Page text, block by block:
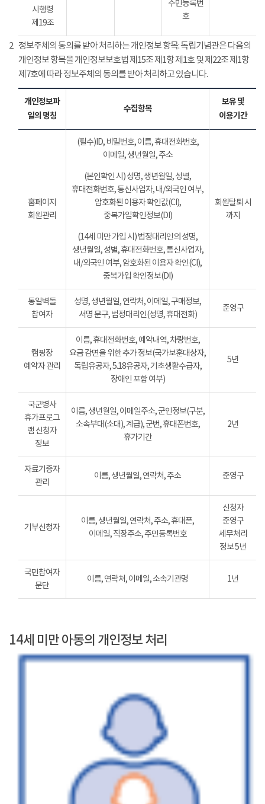
시행령
제19조
주민등록번
호
2 정보주체의 동의를 받아 처리하는 개인정보 항목: 독립기념관은 다음의
개인정보 항목을 개인정보보호법 제15조 제1항 제1호 및 제22조 제1항
제7호에 따라 정보주체의 동의를 받아 처리하고 있습니다.
개인정보파
일의 명칭
수집항목
보유 및
이용기간
홈페이지
회원관리
(필수)ID, 비밀번호, 이름, 휴대전화번호,
이메일, 생년월일, 주소
(본인확인 시) 성명, 생년월일, 성별,
휴대전화번호, 통신사업자, 내/외국인 여부,
암호화된 이용자 확인값(CI),
중복가입확인정보(DI)
(14세 미만 가입 시) 법정대리인의 성명,
생년월일, 성별, 휴대전화번호, 통신사업자,
내/외국인 여부, 암호화된 이용자 확인(CI),
중복가입 확인정보(DI)
회원탈퇴 시
까지
통일벽돌
참여자
성명, 생년월일, 연락처, 이메일, 구매정보,
서명 문구, 법정대리인(성명, 휴대전화)
준영구
캠핑장
예약자 관리
이름, 휴대전화번호, 예약내역, 차량번호,
요금 감면을 위한 추가 정보(국가보훈대상자,
독립유공자, 5.18유공자, 기초생활수급자,
장애인 포함 여부)
5년
국군병사
휴가프로그
램 신청자
정보
이름, 생년월일, 이메일주소, 군인정보(구분,
소속부대(소대), 계급), 군번, 휴대폰번호,
휴가기간
2년
자료기증자
관리
이름, 생년월일, 연락처, 주소 준영구
기부신청자
이름, 생년월일, 연락처, 주소, 휴대폰,
이메일, 직장주소, 주민등록번호
신청자
준영구
세무처리
정보 5년
국민참여자
문단
이름, 연락처, 이메일, 소속기관명 1년
14세 미만 아동의 개인정보 처리